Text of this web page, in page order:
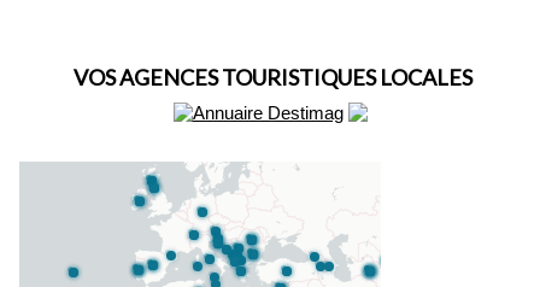
VOS AGENCES TOURISTIQUES LOCALES